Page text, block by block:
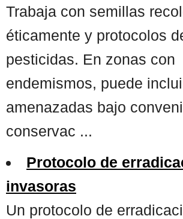
Trabaja con semillas
éticamente y protocolos
pesticidas. En zonas con
endemismos, puede
amenazadas bajo
conservac ...
Protocolo de
invasoras
Un protocolo de